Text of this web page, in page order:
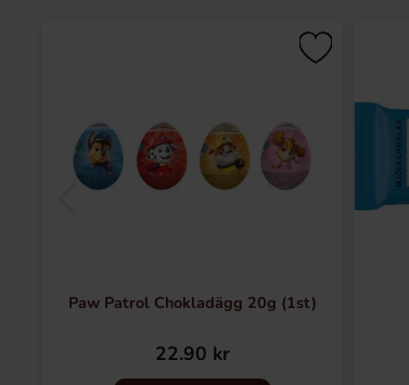
Paw Patrol Chokladägg 20g (1st)
22.90 kr